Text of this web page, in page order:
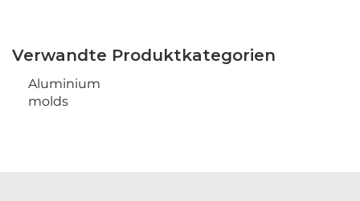
Verwandte Produktkategorien
Aluminium
molds